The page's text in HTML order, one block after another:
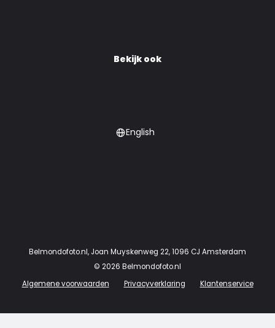
Bekijk ook
English
Belmondofoto.nl, Joan Muyskenweg 22,1096 CJ Amsterdam
© 2026 Belmondofoto.nl
Algemene voorwaarden
Privacyverklaring Klantenservice